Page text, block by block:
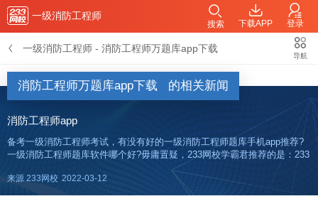
一级消防工程师
下载APP 登录
搜索
一级消防工程师 - 消防工程师万题库app下载
导航
消防工程师万题库app下载 的相关新闻
消防工程师app
备考一级消防工程师考试，有没有好的一级消防工程师题库手机app推荐?
一级消防工程师题库软件哪个好?毋庸置疑，233网校学霸君推荐的是：233
网校APP!这款app可以听课，看直播，做题，还可以在线讨论，答疑。大
家可以在自己的手机应用应用市场，搜索“233网校”
来源 233网校 2022-03-12